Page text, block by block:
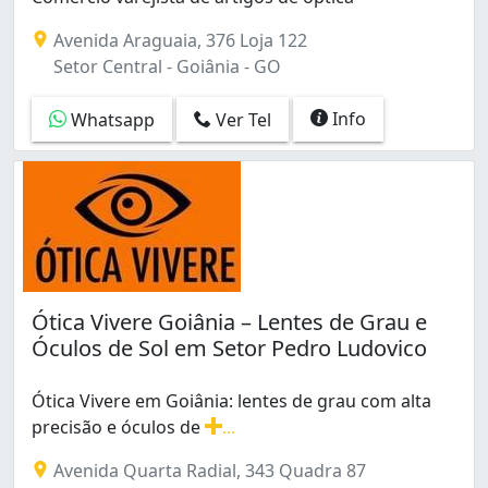
Parque Atheneu (3)
Parque Oeste Industrial (1)
Residencial Itaipu (1)
Residencial Recanto do Bosque (1)
Setor Aeroporto (22)
Setor Bueno (15)
Setor Campinas (80)
Setor Central (106)
Setor Centro Oeste (6)
Setor Coimbra (1)
Setor Jaó (1)
Setor Leste Universitário (3)
Setor Marista (28)
Setor Morada do Sol (3)
Setor Norte Ferroviário (3)
Avenida Araguaia, 376 Loja 122
Setor Central - Goiânia - GO
Whatsapp Ver Tel Info
Ótica Vivere Goiânia – Lentes de Grau e
Óculos de Sol em Setor Pedro Ludovico
Ótica Vivere em Goiânia: lentes de grau com alta
precisão e óculos de
Avenida Quarta Radial, 343 Quadra 87